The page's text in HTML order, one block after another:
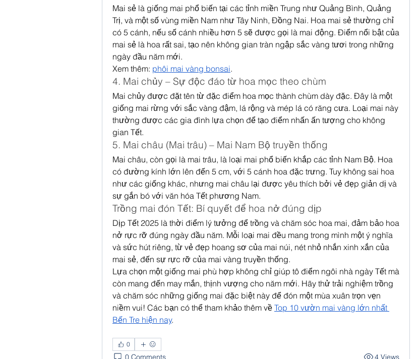
Mai sẻ là giống mai phổ biến tại các tỉnh miền Trung như Quảng Bình, Quảng
Trị, và một số vùng miền Nam như Tây Ninh, Đồng Nai. Hoa mai sẻ thường chỉ
có 5 cánh, nếu số cánh nhiều hơn 5 sẽ được gọi là mai động. Điểm nổi bật của
mai sẻ là hoa rất sai, tạo nên không gian tràn ngập sắc vàng tươi trong những
ngày đầu năm mới.
Xem thêm: phôi mai vàng bonsai.
4. Mai chủy – Sự độc đáo từ hoa mọc theo chùm
Mai chủy được đặt tên từ đặc điểm hoa mọc thành chùm dày đặc. Đây là một
giống mai rừng với sắc vàng đậm, lá rộng và mép lá có răng cưa. Loại mai này
thường được các gia đình lựa chọn để tạo điểm nhấn ấn tượng cho không
gian Tết.
5. Mai châu (Mai trâu) – Mai Nam Bộ truyền thống
Mai châu, còn gọi là mai trâu, là loại mai phổ biến khắp các tỉnh Nam Bộ. Hoa
có đường kính lớn lên đến 5 cm, với 5 cánh hoa đặc trưng. Tuy không sai hoa
như các giống khác, nhưng mai châu lại được yêu thích bởi vẻ đẹp giản dị và
sự gắn bó với văn hóa Tết phương Nam.
Trồng mai đón Tết: Bí quyết để hoa nở đúng dịp
Dịp Tết 2025 là thời điểm lý tưởng để trồng và chăm sóc hoa mai, đảm bảo hoa
nở rực rỡ đúng ngày đầu năm. Mỗi loại mai đều mang trong mình một ý nghĩa
và sức hút riêng, từ vẻ đẹp hoang sơ của mai núi, nét nhỏ nhắn xinh xắn của
mai sẻ, đến sự rực rỡ của mai vàng truyền thống.
Lựa chọn một giống mai phù hợp không chỉ giúp tô điểm ngôi nhà ngày Tết mà
còn mang đến may mắn, thịnh vượng cho năm mới. Hãy thử trải nghiệm trồng
và chăm sóc những giống mai đặc biệt này để đón một mùa xuân trọn vẹn
niềm vui! Các bạn có thể tham khảo thêm về Top 10 vườn mai vàng lớn nhất
Bến Tre hiện nay.
0
0 Comments 4 Views